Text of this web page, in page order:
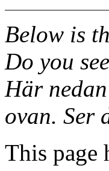
Below is
Do you
Här
ovan. Ser
This page